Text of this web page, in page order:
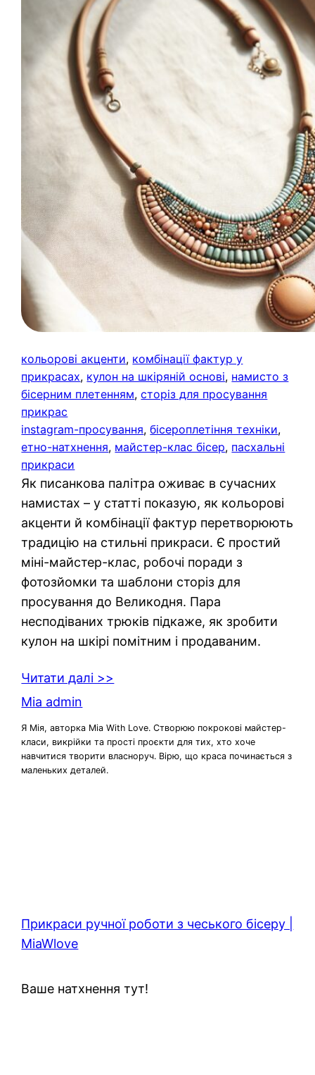
кольорові акценти, комбінації фактур у
прикрасах, кулон на шкіряній основі, намисто з
бісерним плетенням, сторіз для просування
прикрас
instagram-просування, бісероплетіння техніки
етно-натхнення, майстер-клас бісер, пасхальні
прикраси
Як писанкова палітра оживає в сучасних
намистах – у статті показую, як кольорові
акценти й комбінації фактур перетворюють
традицію на стильні прикраси. Є простий
міні-майстер-клас, робочі поради з
фотозйомки та шаблони сторіз для
просування до Великодня. Пара
несподіваних трюків підкаже, як зробити
кулон на шкірі помітним і продаваним.
Читати далі >>
Mia admin
Я Мія, авторка Mia With Love. Створюю покрокові майстер-
класи, викрійки та прості проєкти для тих, хто хоче
навчитися творити власноруч. Вірю, що краса починається з
маленьких деталей.
Прикраси ручної роботи з чеського бісеру |
MiaWlove
Ваше натхнення тут!